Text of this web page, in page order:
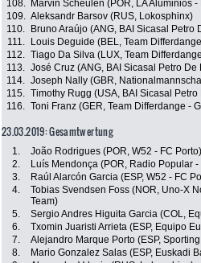
108.
Marvin Scheulen (POR, LA Aluminios -
109. Aleksandr Barsov (RUS, Lokosphinx)
110.
Bruno Araújo (ANG, BAI Sicasal Petro
111.
Louis Deguide (BEL, Team
112. Tiago Da Silva (LUX, Team
113. José Cruz (ANG, BAI Sicasal Petro De
114. Joseph Nally (GBR,
115. Timothy Rugg (USA, BAI Sicasal
116. Toni Franz (GER, Team Differdange -
23.03.2019: Gesamtwertung
1. João Rodrigues (POR, W52 - FC Porto)
2.
Luís Mendonça (POR, Radio Popular
3.
Raúl Alarcón Garcia (ESP, W52 - FC
4.
Tobias Svendsen Foss (NOR, Uno-X
Team)
5. Sergio Andres Higuita Garcia (COL,
6.
Txomin Juaristi Arrieta (ESP, Equipo
7.
Alejandro Marque Porto (ESP,
8.
Mario Gonzalez Salas (ESP, Euskadi